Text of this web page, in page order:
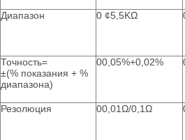
Диапазон 0 ¢5,5KΩ
Точность=
±(% показания + %
диапазона)
00,05%+0,02%
Резолюция 00,01Ω/0,1Ω